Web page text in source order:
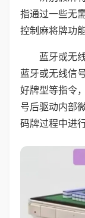
指通过一些无
控制麻将牌功
蓝牙或无
蓝牙或无线信
好牌型等指令
号后驱动内部
码牌过程中进